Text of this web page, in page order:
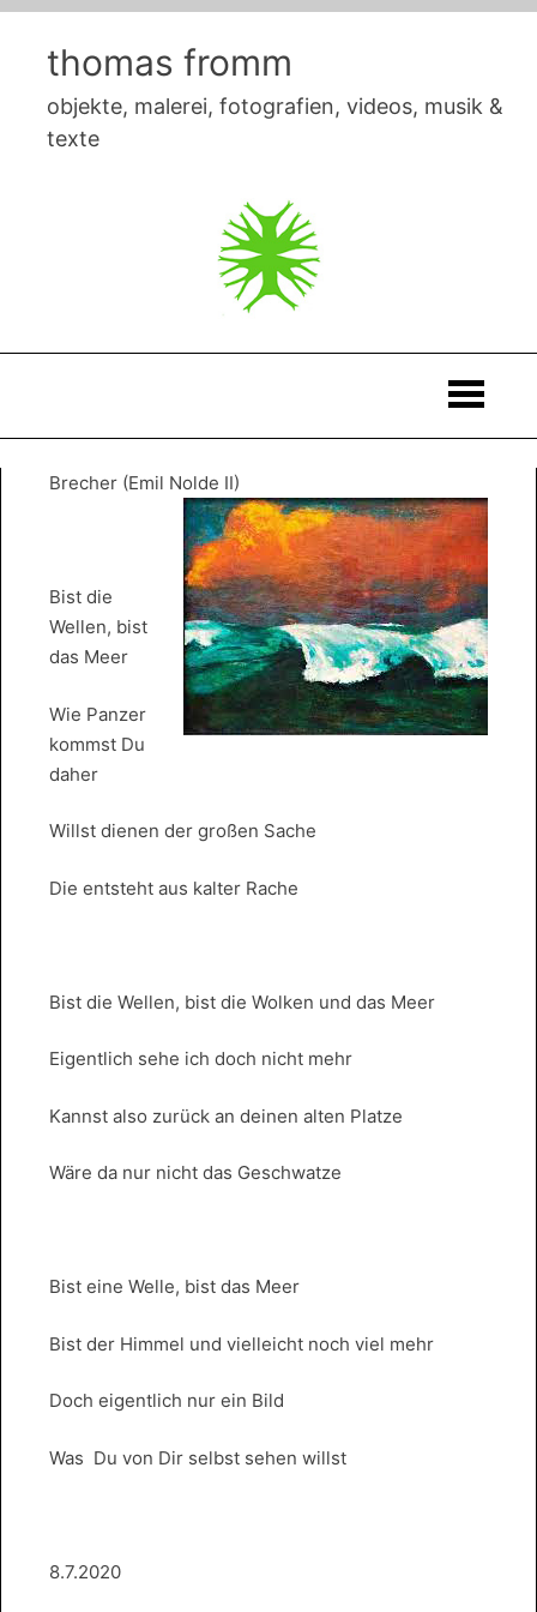
Skip
contentthomas fromm
objekte, malerei, fotografien, videos, musik &
texte
Brecher (Emil Nolde II)
Bist die
Wellen, bist
das Meer
Wie Panzer
kommst Du
daher
Willst dienen der großen Sache
Die entsteht aus kalter Rache
Bist die Wellen, bist die Wolken und das Meer
Eigentlich sehe ich doch nicht mehr
Kannst also zurück an deinen alten Platze
Wäre da nur nicht das Geschwatze
Bist eine Welle, bist das Meer
Bist der Himmel und vielleicht noch viel mehr
Doch eigentlich nur ein Bild
Was Du von Dir selbst sehen willst
8.7.2020